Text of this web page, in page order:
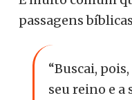
passagens
“Buscai,
seu reino e a